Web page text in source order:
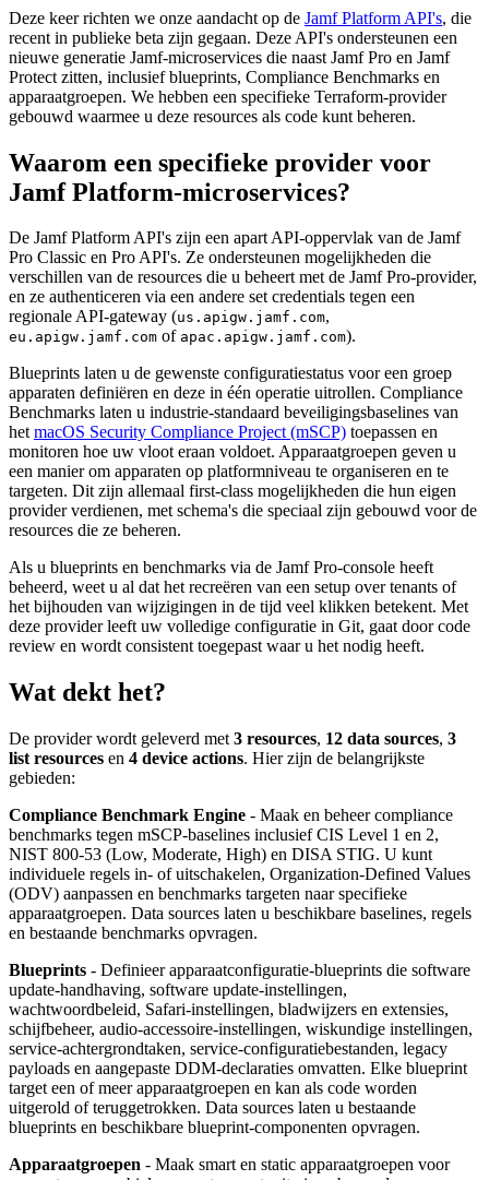
Deze keer richten we onze aandacht op de Jamf Platform API's, die
recent in publieke beta zijn gegaan. Deze API's ondersteunen een
nieuwe generatie Jamf-microservices die naast Jamf Pro en Jamf
Protect zitten, inclusief blueprints, Compliance Benchmarks en
apparaatgroepen. We hebben een specifieke Terraform-provider
gebouwd waarmee u deze resources als code kunt beheren.
Waarom een specifieke provider voor
Jamf Platform-microservices?
De Jamf Platform API's zijn een apart API-oppervlak van de Jamf
Pro Classic en Pro API's. Ze ondersteunen mogelijkheden die
verschillen van de resources die u beheert met de Jamf Pro-provider,
en ze authenticeren via een andere set credentials tegen een
regionale API-gateway (us.apigw.jamf.com,
eu.apigw.jamf.com of apac.apigw.jamf.com).
Blueprints laten u de gewenste configuratiestatus voor een groep
apparaten definiëren en deze in één operatie uitrollen. Compliance
Benchmarks laten u industrie-standaard beveiligingsbaselines van
hetmacOS Security Compliance Project (mSCP) toepassen en
monitoren hoe uw vloot eraan voldoet. Apparaatgroepen geven u
een manier om apparaten op platformniveau te organiseren en te
targeten. Dit zijn allemaal first-class mogelijkheden die hun eigen
provider verdienen, met schema's die speciaal zijn gebouwd voor de
resources die ze beheren.
Als u blueprints en benchmarks via de Jamf Pro-console heeft
beheerd, weet u al dat het recreëren van een setup over tenants of
het bijhouden van wijzigingen in de tijd veel klikken betekent. Met
deze provider leeft uw volledige configuratie in Git, gaat door code
review en wordt consistent toegepast waar u het nodig heeft.
Wat dekt het?
De provider wordt geleverd met 3 resources, 12 data sources, 3
list resources en 4 device actions. Hier zijn de belangrijkste
gebieden:
Compliance Benchmark Engine - Maak en beheer compliance
benchmarks tegen mSCP-baselines inclusief CIS Level 1 en 2,
NIST 800-53 (Low, Moderate, High) en DISA STIG. U kunt
individuele regels in- of uitschakelen, Organization-Defined Values
(ODV) aanpassen en benchmarks targeten naar specifieke
apparaatgroepen. Data sources laten u beschikbare baselines, regels
en bestaande benchmarks opvragen.
Blueprints - Definieer apparaatconfiguratie-blueprints die software
update-handhaving, software update-instellingen,
wachtwoordbeleid, Safari-instellingen, bladwijzers en extensies,
schijfbeheer, audio-accessoire-instellingen, wiskundige instellingen,
service-achtergrondtaken, service-configuratiebestanden, legacy
payloads en aangepaste DDM-declaraties omvatten. Elke blueprint
target een of meer apparaatgroepen en kan als code worden
uitgerold of teruggetrokken. Data sources laten u bestaande
blueprints en beschikbare blueprint-componenten opvragen.
Apparaatgroepen - Maak smart en static apparaatgroepen voor